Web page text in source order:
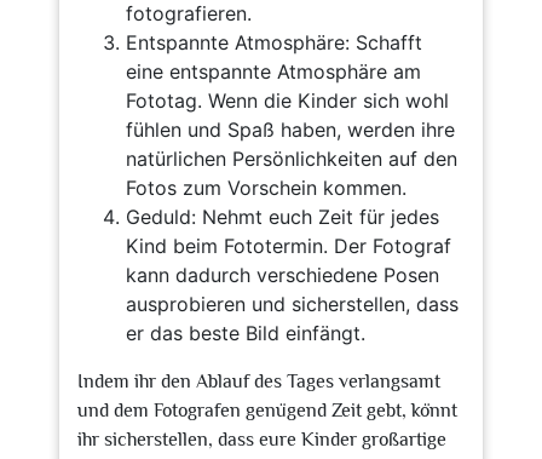
fotografieren.
Entspannte Atmosphäre: Schafft
eine entspannte Atmosphäre am
Fototag. Wenn die Kinder sich wohl
fühlen und Spaß haben, werden ihre
natürlichen Persönlichkeiten auf den
Fotos zum Vorschein kommen.
Geduld: Nehmt euch Zeit für jedes
Kind beim Fototermin. Der Fotograf
kann dadurch verschiedene Posen
ausprobieren und sicherstellen, dass
er das beste Bild einfängt.
Indem ihr den Ablauf des Tages verlangsamt
und dem Fotografen genügend Zeit gebt, könnt
ihr sicherstellen, dass eure Kinder großartige